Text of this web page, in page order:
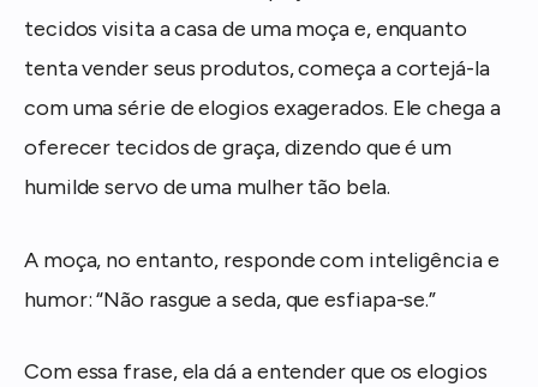
tecidos visita a casa de uma moça e, enquanto
tenta vender seus produtos, começa a cortejá-la
com uma série de elogios exagerados. Ele chega a
oferecer tecidos de graça, dizendo que é um
humilde servo de uma mulher tão bela.
A moça, no entanto, responde com inteligência e
humor: “Não rasgue a seda, que esfiapa-se.”
Com essa frase, ela dá a entender que os elogios